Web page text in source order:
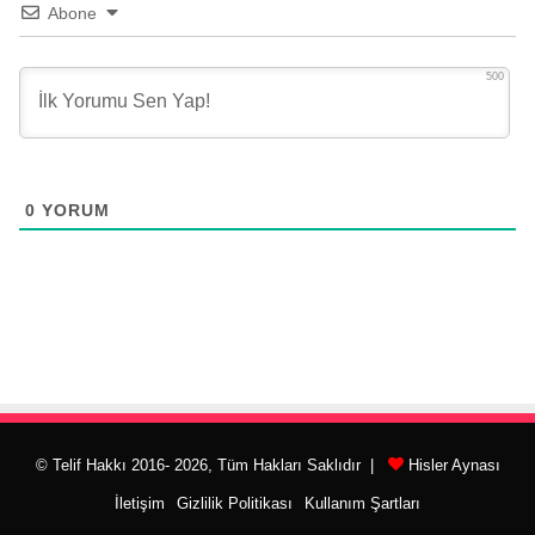
Abone
500
0 YORUM
© Telif Hakkı 2016- 2026, Tüm Hakları Saklıdır | Hisler Aynası
İletişim Gizlilik Politikası Kullanım Şartları